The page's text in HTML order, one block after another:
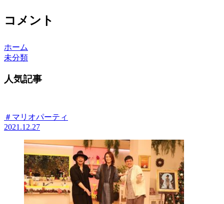
コメント
ホーム
未分類
人気記事
＃マリオパーティ
2021.12.27